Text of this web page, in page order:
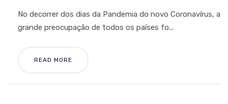
No decorrer dos dias da Pandemia do novo Coronavírus, a
grande preocupação de todos os países fo...
READ MORE